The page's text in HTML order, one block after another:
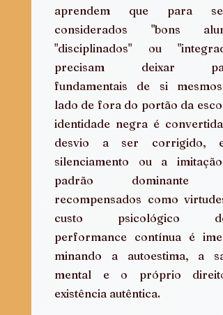
aprendem que para
considerados "bons
"disciplinados" ou
precisam deixar
fundamentais de si mesmos
lado de fora do portão da
identidade negra é convertida
desvio a ser corrigido,
silenciamento ou a imitação
padrão dominante
recompensados como
custo psicológico
performance contínua é
minando a autoestima, a
mental e o próprio
existência autêntica.